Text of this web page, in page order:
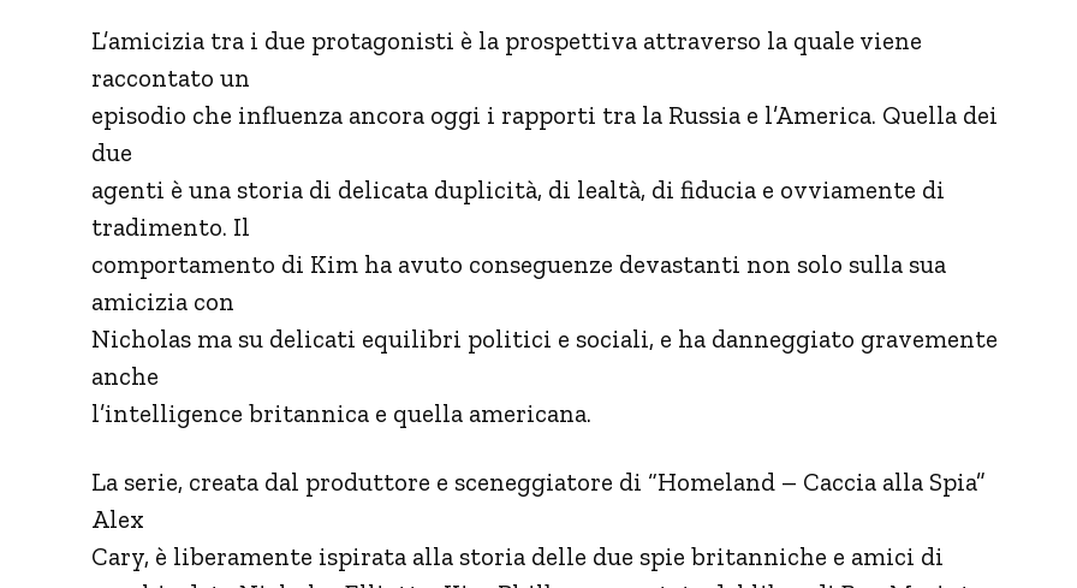
L’amicizia tra i due protagonisti è la prospettiva attraverso la quale viene
raccontato un
episodio che influenza ancora oggi i rapporti tra la Russia e l’America. Quella dei
due
agenti è una storia di delicata duplicità, di lealtà, di fiducia e ovviamente di
tradimento. Il
comportamento di Kim ha avuto conseguenze devastanti non solo sulla sua
amicizia con
Nicholas ma su delicati equilibri politici e sociali, e ha danneggiato gravemente
anche
l’intelligence britannica e quella americana.
La serie, creata dal produttore e sceneggiatore di “Homeland – Caccia alla Spia”
Alex
Cary, è liberamente ispirata alla storia delle due spie britanniche e amici di